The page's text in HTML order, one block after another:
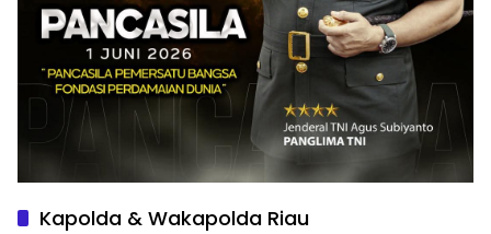
Kapolda & Wakapolda Riau